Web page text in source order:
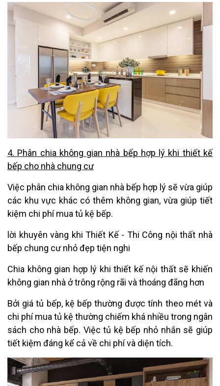
4. Phân chia không gian nhà bếp hợp lý khi thiết kế
bếp cho nhà chung cư
Việc phân chia không gian nhà bếp hợp lý sẽ vừa giúp
các khu vực khác có thêm không gian, vừa giúp tiết
kiệm chi phí mua tủ kệ bếp.
lời khuyên vàng khi Thiết Kế - Thi Công nội thất nhà
bếp chung cư nhỏ đẹp tiện nghi
Chia không gian hợp lý khi thiết kế nội thất sẽ khiến
không gian nhà ở trông rộng rãi và thoáng đãng hơn
Bởi giá tủ bếp, kệ bếp thường được tính theo mét và
chi phí mua tủ kệ thường chiếm khá nhiều trong ngân
sách cho nhà bếp. Việc tủ kệ bếp nhỏ nhắn sẽ giúp
tiết kiệm đáng kể cả về chi phí và diện tích.